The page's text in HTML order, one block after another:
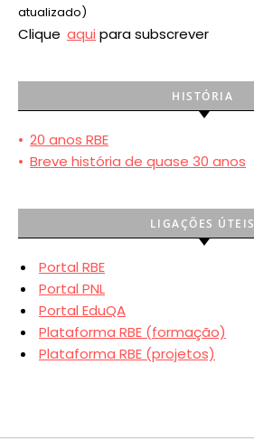
atualizado)
Clique aqui para subscrever
HISTÓRIA
• 20 anos RBE
• Breve história de quase 30 anos
LIGAÇÕES ÚTEIS
Portal RBE
Portal PNL
Portal EduQA
Plataforma RBE (formação)
Plataforma RBE (projetos)